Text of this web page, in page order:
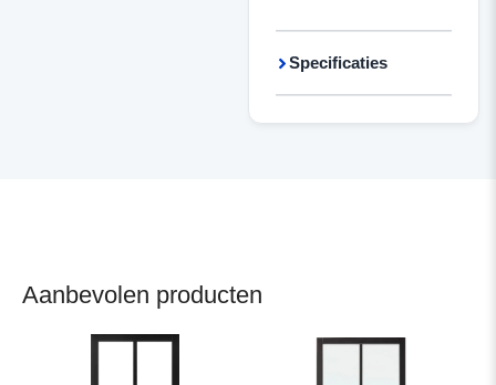
Specificaties
Aanbevolen producten